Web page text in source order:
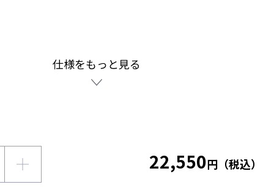
仕様をもっと見る
22,550円（税込）